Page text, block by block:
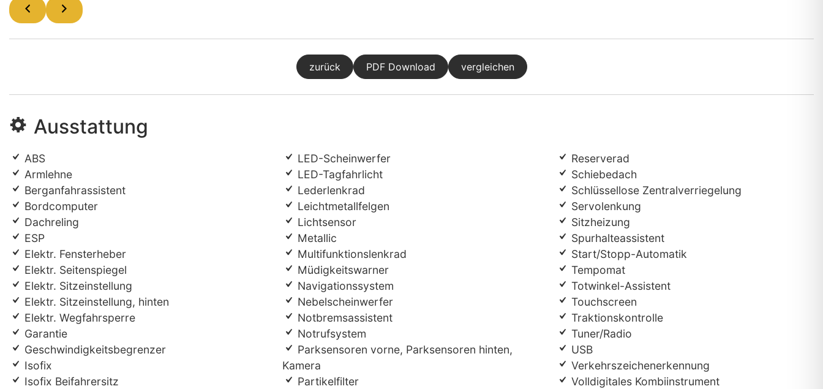
zurück PDF Download vergleichen
Ausstattung
ABS
Armlehne
Berganfahrassistent
Bordcomputer
Dachreling
ESP
Elektr. Fensterheber
Elektr. Seitenspiegel
Elektr. Sitzeinstellung
Elektr. Sitzeinstellung, hinten
Elektr. Wegfahrsperre
Garantie
Geschwindigkeitsbegrenzer
Isofix
Isofix Beifahrersitz
LED-Scheinwerfer
LED-Tagfahrlicht
Lederlenkrad
Leichtmetallfelgen
Lichtsensor
Metallic
Multifunktionslenkrad
Müdigkeitswarner
Navigationssystem
Nebelscheinwerfer
Notbremsassistent
Notrufsystem
Parksensoren vorne, Parksensoren hinten,
Kamera
Partikelfilter
Reserverad
Schiebedach
Schlüssellose Zentralverriegelung
Servolenkung
Sitzheizung
Spurhalteassistent
Start/Stopp-Automatik
Tempomat
Totwinkel-Assistent
Touchscreen
Traktionskontrolle
Tuner/Radio
USB
Verkehrszeichenerkennung
Volldigitales Kombiinstrument